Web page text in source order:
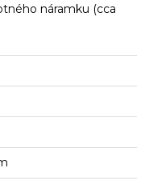
náramku (cca